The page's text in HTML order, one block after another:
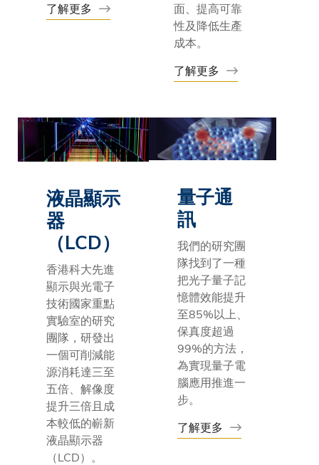
了解更多
面、提高可靠
性及降低生產
成本。
了解更多
液晶顯示
器
（LCD）
香港科大先進
顯示與光電子
技術國家重點
實驗室的研究
團隊，研發出
一個可削減能
源消耗達三至
五倍、解像度
提升三倍且成
本較低的嶄新
液晶顯示器
（LCD）。
量子通
訊
我們的研究團
隊找到了一種
把光子量子記
憶體效能提升
至85%以上、
保真度超過
99%的方法，
為實現量子電
腦應用推進一
步。
了解更多